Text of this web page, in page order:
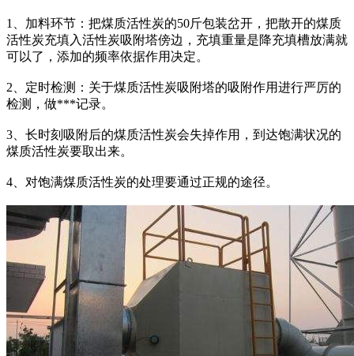
1、加料环节：把煤质活性炭的50斤包装岔开，把散开的煤质
活性炭充填入活性炭吸附塔傍边，充填重量是降充填槽放满就
可以了，添加的频率依据作用决定。
2、定时检测：关于煤质活性炭吸附塔的吸附作用进行严厉的
检测，做***记录。
3、长时刻吸附后的煤质活性炭会失掉作用，到达饱满状况的
煤质活性炭要取出来。
4、对饱满煤质活性炭的处理要通过正规的途径。